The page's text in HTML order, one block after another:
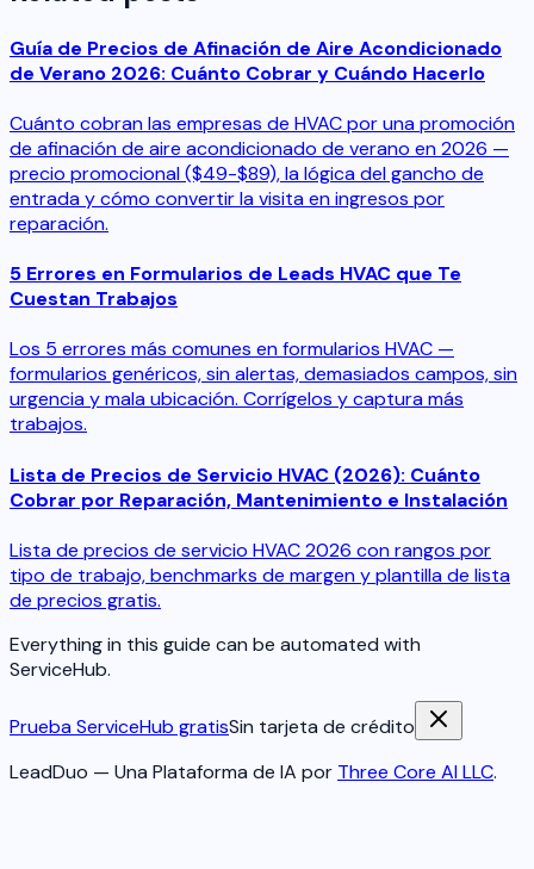
Guía de Precios de Afinación de Aire Acondicionado
de Verano 2026: Cuánto Cobrar y Cuándo Hacerlo
Cuánto cobran las empresas de HVAC por una promoción
de afinación de aire acondicionado de verano en 2026 —
precio promocional ($49-$89), la lógica del gancho de
entrada y cómo convertir la visita en ingresos por
reparación.
5 Errores en Formularios de Leads HVAC que Te
Cuestan Trabajos
Los 5 errores más comunes en formularios HVAC —
formularios genéricos, sin alertas, demasiados campos, sin
urgencia y mala ubicación. Corrígelos y captura más
trabajos.
Lista de Precios de Servicio HVAC (2026): Cuánto
Cobrar por Reparación, Mantenimiento e Instalación
Lista de precios de servicio HVAC 2026 con rangos por
tipo de trabajo, benchmarks de margen y plantilla de lista
de precios gratis.
Everything in this guide can be automated with
ServiceHub.
Prueba ServiceHub gratisSin tarjeta de crédito
LeadDuo — Una Plataforma de IA por Three Core AI LLC.